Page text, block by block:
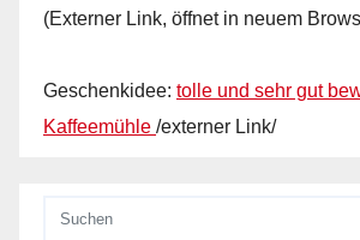
(Externer Link, öffnet in neuem
Geschenkidee: tolle und sehr gut
Kaffeemühle /externer Link/